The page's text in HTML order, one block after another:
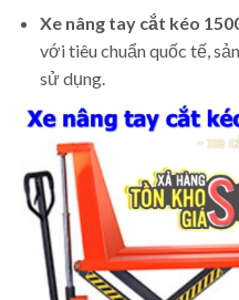
Xe nâng tay cắt kéo
với tiêu chuẩn quốc tế,
sử dụng.